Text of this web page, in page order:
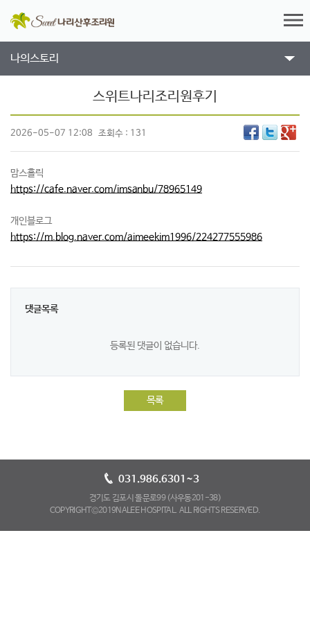
나의스토리
스위트나리조리원후기
2026-05-07 12:08 조회수 : 131
맘스홀릭
https://cafe.naver.com/imsanbu/78965149
개인블로그
https://m.blog.naver.com/aimeekim1996/224277555986
댓글목록
등록된 댓글이 없습니다.
목록
031.986.6301~3
경기도 김포시 돌문로99 (사우동201-38)
COPYRIGHT©2019NALEE HOSPITAL. ALL RIGHTS RESERVED.